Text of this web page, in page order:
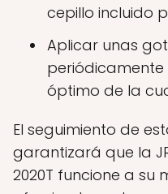
cepillo incluido
Aplicar unas
óptimo de la
El seguimiento de
garantizará que la
2020T funcione a su